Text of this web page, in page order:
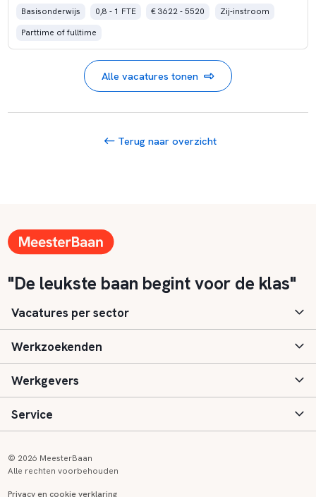
Basisonderwijs 0,8 - 1 FTE € 3622 - 5520
Zij-instroom
Parttime of fulltime
Alle vacatures tonen
Terug naar overzicht
"De leukste baan begint voor de klas"
Vacatures per sector
Basisonderwijs
Speciaal (basis) onderwijs
Voortgezet onderwijs
Werkzoekenden
Aanmelden
Vacatures
Werkgevers
Inloggen
Service
© 2026 MeesterBaan
Alle rechten voorbehouden
Privacy en cookie verklaring